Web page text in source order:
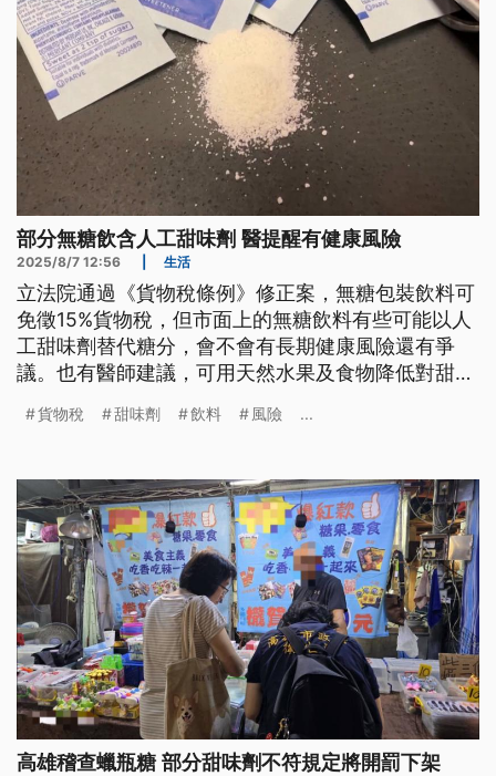
部分無糖飲含人工甜味劑 醫提醒有健康風險
2025/8/7 12:56 生活
立法院通過《貨物稅條例》修正案，無糖包裝飲料可
免徵15%貨物稅，但市面上的無糖飲料有些可能以人
工甜味劑替代糖分，會不會有長期健康風險還有爭
議。也有醫師建議，可用天然水果及食物降低對甜食
貨物稅 甜味劑 飲料 風險 ...
高雄稽查蠟瓶糖 部分甜味劑不符規定將開罰下架